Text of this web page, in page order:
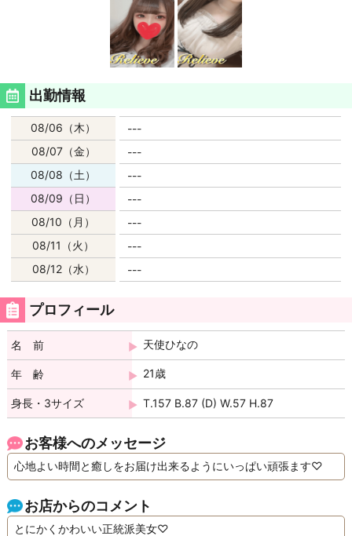
出勤情報
08/06（木）
---
08/07（金）
---
08/08（土）
---
08/09（日）
---
08/10（月）
---
08/11（火）
---
08/12（水）
---
プロフィール
名 前 天使ひなの
年 齢 21歳
身長・3サイズ T.157 B.87 (D) W.57 H.87
お客様へのメッセージ
心地よい時間と癒しをお届け出来るようにいっぱい頑張ます♡
お店からのコメント
とにかくかわいい正統派美女♡